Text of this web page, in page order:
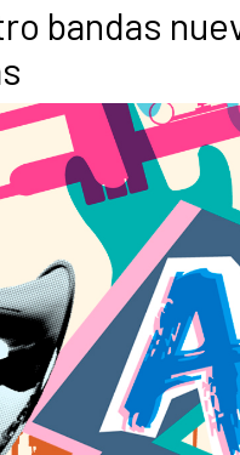
bandas